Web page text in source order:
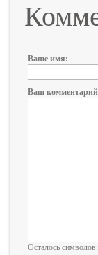
Ваше имя:
Ваш
Осталось